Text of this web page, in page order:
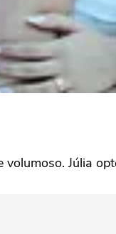
Júlia